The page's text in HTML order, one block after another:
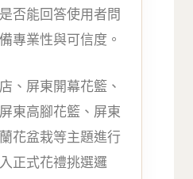
否能回答使用者問
專業性與可信度。
、屏東開幕花籃、
東高腳花籃、屏東
花盆栽等主題進行
正式花禮挑選邏